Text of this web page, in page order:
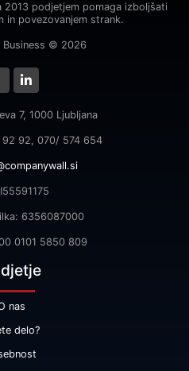
2013 podjetjem pomaga izboljšati
in povezovanjem strank.
Business © 2026
7, 1000 Ljubljana
92, 070/ 574 654
6356087000
0101 5850 809
nas
delo?